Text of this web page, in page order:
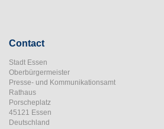
Contact
Stadt Essen
Oberbürgermeister
Presse- und Kommunikationsamt
Rathaus
Porscheplatz
45121 Essen
Deutschland